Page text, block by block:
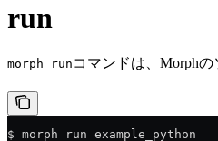
run
morph run コマンドは、Morph
$ morph run example_python